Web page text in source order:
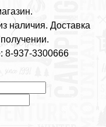
наличия. Доставка
8-937-3300666